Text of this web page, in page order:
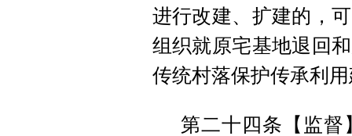
进行改建、扩建的，
组织就原宅基地退回
传统村落保护传承利
第二十四条【监